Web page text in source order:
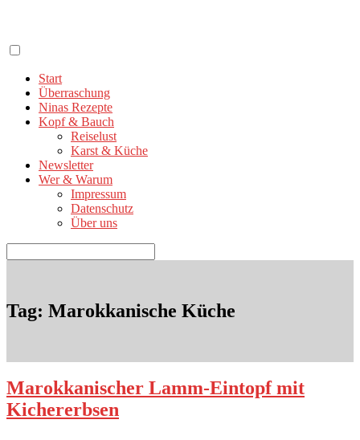
springen
Start
Überraschung
Ninas Rezepte
Kopf & Bauch
Reiselust
Karst & Küche
Newsletter
Wer & Warum
Impressum
Datenschutz
Über uns
nach:
Tag: Marokkanische Küche
Marokkanischer Lamm-Eintopf mit
Kichererbsen